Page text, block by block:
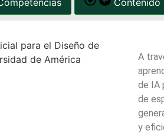
Contenido
A
de IA
de
y